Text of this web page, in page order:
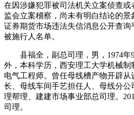
在因涉嫌犯罪被司法机关立案侦查
监会立案稽察，尚未有明白结论的
证券期货市场违法失信消息公开查
被施行人名单。
县福全，副总司理，男，1974年
外，本科学历，西安理工大学机械制
电气工程师。曾任母线槽产物开辟从
长、母线车间手艺担任人、母线分公
理帮理、建建市场事业部总司理。
司理。